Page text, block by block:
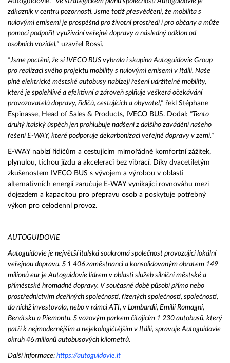
zákazník v centru pozornosti. Jsme totiž přesvědčeni, že mobilita s
nulovými emisemi je prospěšná pro životní prostředí i pro občany a může
pomoci podpořit využívání veřejné dopravy a následný odklon od
osobních vozidel," uzavřel Rossi.
“Jsme poctěni, že si IVECO BUS vybrala i skupina Autoguidovie Group
pro realizaci svého projektu mobility s nulovými emisemi v Itálii. Naše
plně elektrické městské autobusy nabízejí řešení udržitelné mobility,
které je spolehlivé a efektivní a zároveň splňuje veškerá očekávání
provozovatelů dopravy, řidičů, cestujících a obyvatel," řekl Stéphane
Espinasse, Head of Sales & Products, IVECO BUS. Dodal: "Tento
druhý italský úspěch jen prohlubuje nadšení z dalšího zavádění našeho
řešení E-WAY, které podporuje dekarbonizaci veřejné dopravy v zemi."
E-WAY nabízí řidičům a cestujícím mimořádně komfortní zážitek,
plynulou, tichou jízdu a akceleraci bez vibrací. Díky dvacetiletým
zkušenostem IVECO BUS s vývojem a výrobou v oblasti
alternativních energií zaručuje E-WAY vynikající rovnováhu mezi
dojezdem a kapacitou pro přepravu osob a poskytuje potřebný
výkon pro celodenní provoz.
AUTOGUIDOVIE
Autoguidovie je největší italská soukromá společnost provozující lokální
veřejnou dopravu. S 1 406 zaměstnanci a konsolidovaným obratem 149
milionů eur je Autoguidovie lídrem v oblasti služeb silniční městské a
příměstské hromadné dopravy. V současné době působí přímo nebo
prostřednictvím dceřiných společností, řízených společností, společností,
do nichž investovala, nebo v rámci ATI, v Lombardii, Emilii Romagni,
Benátsku a Piemontu. S vozovým parkem čítajícím 1 230 autobusů, který
patří k nejmodernějším a nejekologičtějším v Itálii, spravuje Autoguidovie
okruh 46 milionů autobusových kilometrů.
Další informace: https://autoguidovie.it